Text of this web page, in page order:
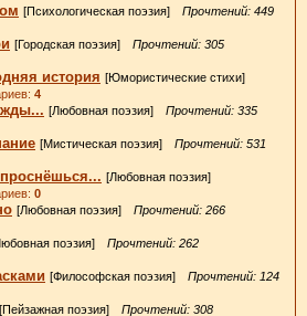
[Психологическая поэзия] Прочтений: 449
[Городская поэзия] Прочтений: 305
история [Юмористические стихи]
4
[Любовная поэзия] Прочтений: 335
[Мистическая поэзия] Прочтений: 531
[Любовная поэзия]
0
[Любовная поэзия] Прочтений: 266
поэзия] Прочтений: 262
[Философская поэзия] Прочтений: 124
[Пейзажная поэзия] Прочтений: 308